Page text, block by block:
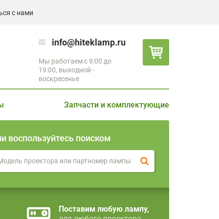
с нами
info@hiteklamp.ru
Мы работаем с 9:00 до
19:00, выходной -
воскресенье
Запчасти и комплектующие
воспользуйтесь поиском
Поставим любую лампу,